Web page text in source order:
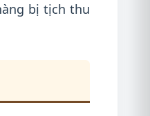
bị tịch thu